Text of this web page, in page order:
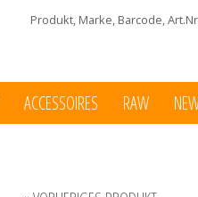
Produkt, Marke, Barcode,
ACCESSOIRES RAW